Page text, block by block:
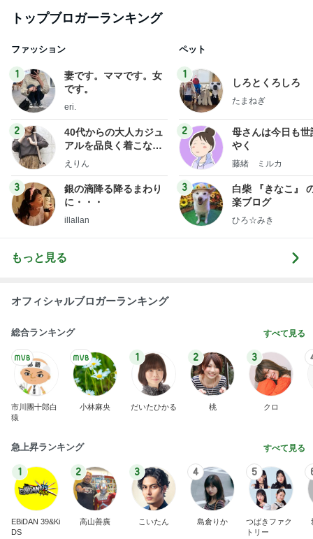
トップブロガーランキング
ファッション
1
妻です。ママです。女
です。
eri.
2
40代からの大人カジュ
アルを品良く着こなす
ファッションブログ
えりん
3
銀の滴降る降るまわり
に・・・
illallan
ペット
1
しろとくろしろ
たまねぎ
2
母さんは今日も世
やく
藤緒 ミルカ
3
白柴 『きなこ』
楽ブログ
ひろ☆みき
もっと見る
オフィシャルブロガーランキング
総合ランキング すべて見る
市川團十郎白
猿
小林麻央
1
だいたひかる
2
桃
3
クロ
急上昇ランキング すべて見る
1
EBiDAN 39&Ki
DS
2
高山善廣
3
こいたん
4
島倉りか
5
つばきファク
トリー